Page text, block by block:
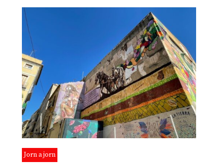
Jorn a jorn